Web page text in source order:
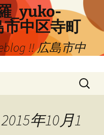
_yuko-
中区寺町
!! 広島市中
検
索:
年10月1